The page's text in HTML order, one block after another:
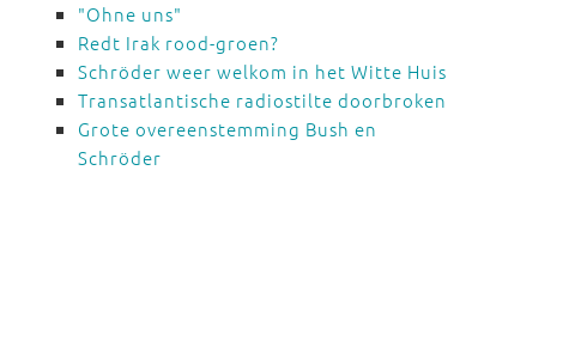
"Ohne uns"
Redt Irak rood-groen?
Schröder weer welkom in het Witte Huis
Transatlantische radiostilte doorbroken
Grote overeenstemming Bush en
Schröder